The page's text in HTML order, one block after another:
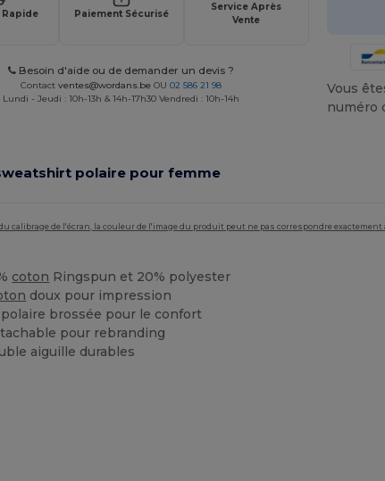
Rapide Paiement Sécurisé
Service Après
Vente
Besoin d'aide ou de demander un devis ?
Contactventes@wordans.be OU02 586 21 98
Lundi - Jeudi : 10h-13h & 14h-17h30 Vendredi : 10h-14h
Vous
numéro
polaire pour femme
calibrage de l'écran, la couleur de l'image du produit peut ne pas correspondre
coton Ringspun et 20% polyester
doux pour impression
brossée pour le confort
pour rebranding
aiguille durables